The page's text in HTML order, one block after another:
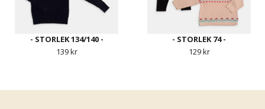
- STORLEK 134/140 -
139 kr
- STORLEK 74 -
129 kr